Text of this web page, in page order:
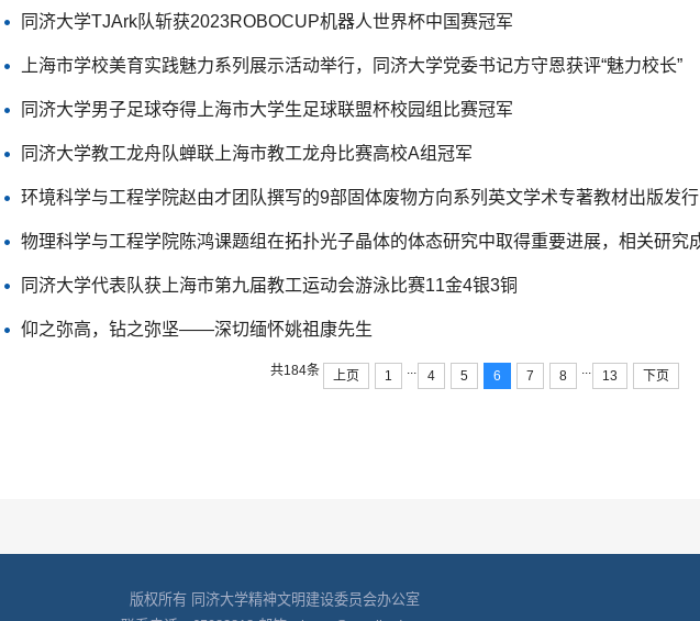
同济大学TJArk队斩获2023ROBOCUP机器人世界杯中国赛冠军
上海市学校美育实践魅力系列展示活动举行，同济大学党委书记方守恩获评“魅力校长”
同济大学男子足球夺得上海市大学生足球联盟杯校园组比赛冠军
同济大学教工龙舟队蝉联上海市教工龙舟比赛高校A组冠军
环境科学与工程学院赵由才团队撰写的9部固体废物方向系列英文学术专著教材出版发行
同济大学代表队获上海市第九届教工运动会游泳比赛11金4银3铜
仰之弥高，钻之弥坚——深切缅怀姚祖康先生
共184条 上页 1 4 5 6 7 8 13 下页
版权所有 同济大学精神文明建设委员会办公室